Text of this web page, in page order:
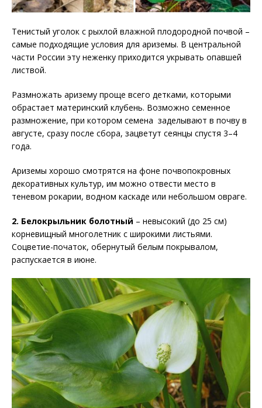
Тенистый уголок с рыхлой влажной плодородной почвой –
самые подходящие условия для ариземы. В центральной
части России эту неженку приходится укрывать опавшей
листвой.
Размножать аризему проще всего детками, которыми
обрастает материнский клубень. Возможно семенное
размножение, при котором семена заделывают в почву в
августе, сразу после сбора, зацветут сеянцы спустя 3–4
года.
Ариземы хорошо смотрятся на фоне почвопокровных
декоративных культур, им можно отвести место в
теневом рокарии, водном каскаде или небольшом овраге.
2. Белокрыльник болотный – невысокий (до 25 см)
корневищный многолетник с широкими листьями.
Соцветие-початок, обернутый белым покрывалом,
распускается в июне.